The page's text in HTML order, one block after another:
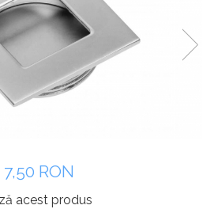
7,50 RON
acest produs